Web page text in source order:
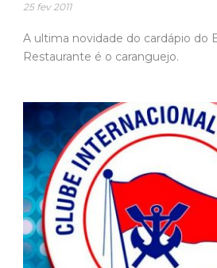
25 fev 2011
A ultima novidade do cardápio do
Restaurante é o caranguejo.